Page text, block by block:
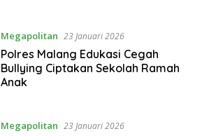
Megapolitan 23 Januari 2026
Polres Malang Edukasi Cegah
Bullying Ciptakan Sekolah Ramah
Anak
Megapolitan 23 Januari 2026